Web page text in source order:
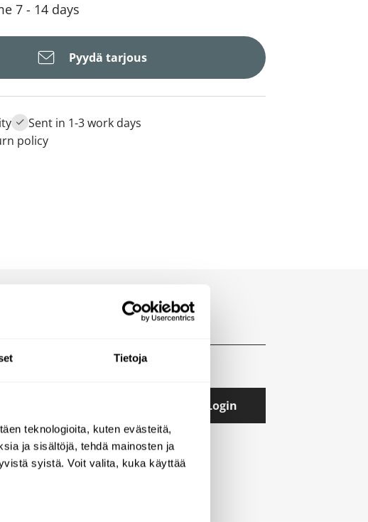
Tietoja
teknologioita, kuten evästeitä,
ja sisältöjä, tehdä mainosten ja
syistä. Voit valita, kuka käyttää
7 - 14 days
Pyydä tarjous
Sent in 1-3 work days
policy
Login